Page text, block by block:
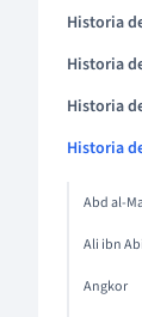
Historia
Historia
Historia
Historia
Abd al-
Ali ibn
Angkor